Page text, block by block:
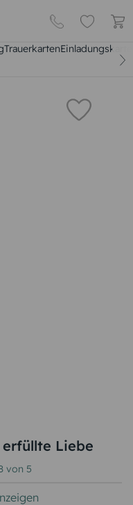
Trauerkarten
erfüllte Liebe
von5